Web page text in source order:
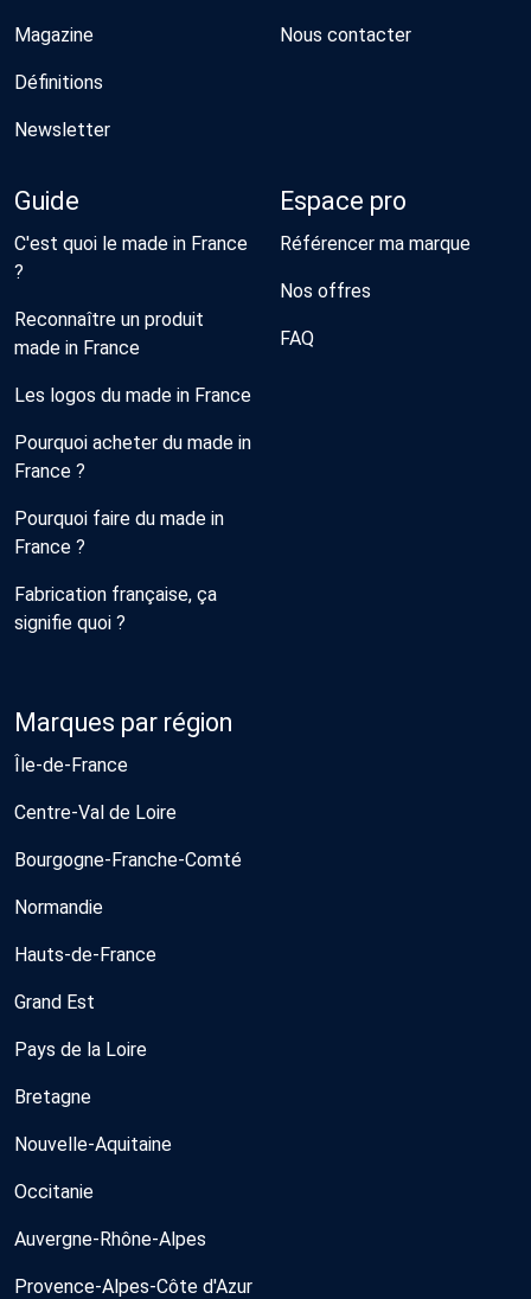
Magazine
Définitions
Newsletter
Nous contacter
Guide
C'est quoi le made in France
?
Reconnaître un produit
made in France
Les logos du made in France
Pourquoi acheter du made in
France ?
Pourquoi faire du made in
France ?
Fabrication française, ça
signifie quoi ?
Espace pro
Référencer ma marque
Nos offres
FAQ
Marques par région
Île-de-France
Centre-Val de Loire
Bourgogne-Franche-Comté
Normandie
Hauts-de-France
Grand Est
Pays de la Loire
Bretagne
Nouvelle-Aquitaine
Occitanie
Auvergne-Rhône-Alpes
Provence-Alpes-Côte d'Azur